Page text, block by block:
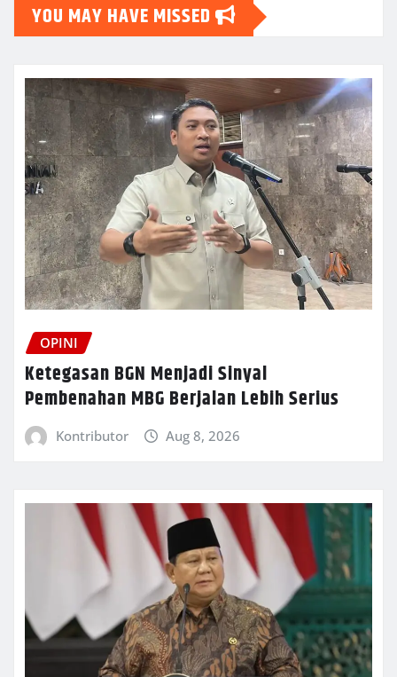
YOU MAY HAVE MISSED
OPINI
Ketegasan BGN Menjadi Sinyal
Pembenahan MBG Berjalan Lebih Serius
Kontributor Aug 8, 2026